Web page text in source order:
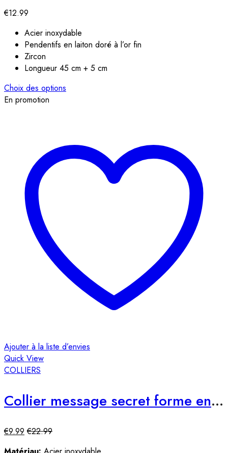
€12.99
Acier inoxydable
Pendentifs en laiton doré à l’or fin
Zircon
Longueur 45 cm + 5 cm
Choix des options
En promotion
Ajouter à la liste d’envies
Quick View
COLLIERS
Collier message secret forme enveloppe
€9.99 €22.99